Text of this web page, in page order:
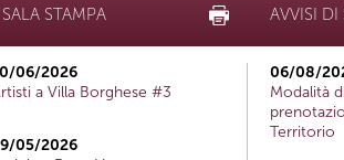
SALA STAMPA
06/2026
a Villa Borghese #3
05/2026
AVVISI DI
06/08/
Modalità
Territorio